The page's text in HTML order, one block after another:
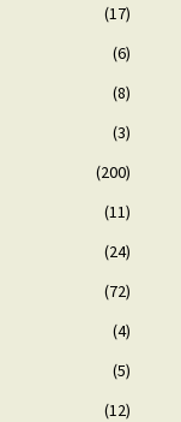
(17)
(6)
(8)
(3)
(200)
(11)
(24)
(72)
(4)
(5)
(12)